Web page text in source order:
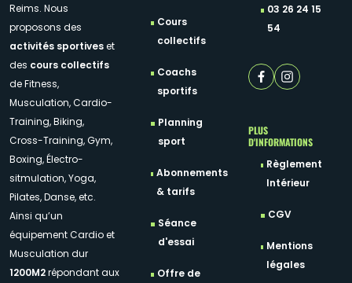
Reims. Nous
proposons des
activités sportiveset
des cours collectifs
de Fitness,
Musculation, Cardio-
Training, Biking,
Cross-Training, Gym,
Boxing, Électro-
sitmulation, Yoga,
Pilates, Danse, etc.
Ainsi qu’un
équipement Cardio et
Musculation dur
1200M2répondant aux
Cours
collectifs
Coachs
sportifs
Planning
sport
Abonnements
& tarifs
Séance
d'essai
Offre de
03 26 24 15
54
PLUS
D'INFORMATIONS
Règlement
Intérieur
CGV
Mentions
légales